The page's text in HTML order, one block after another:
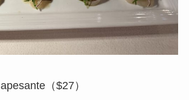
（$27）